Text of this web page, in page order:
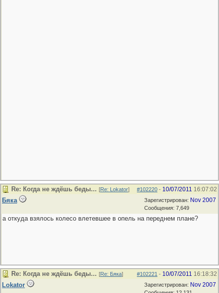
#102220 - 10/07/2011 16:07:02
Re: Когда не ждёшь беды... [Re: Lokator]
Зарегистрирован: Nov 2007
Сообщения: 7,649
Бяка
а откуда взялось колесо влетевшее в опель на переднем плане?
#102221 - 10/07/2011 16:18:32
Re: Когда не ждёшь беды... [Re: Бяка]
Зарегистрирован: Nov 2007
Lokator